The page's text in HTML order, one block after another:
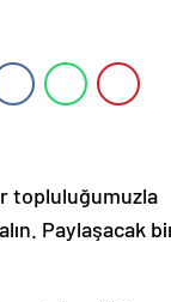
topluluğumuzla
Paylaşacak